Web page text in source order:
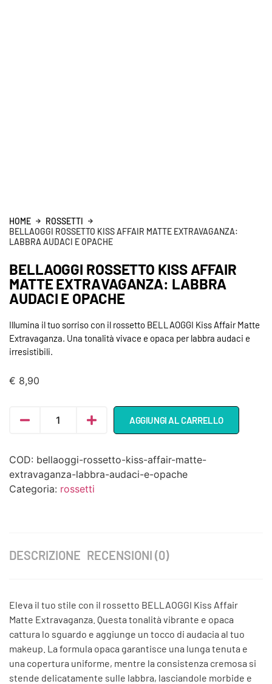
HOME
ROSSETTI
BELLAOGGI ROSSETTO KISS AFFAIR MATTE EXTRAVAGANZA:
LABBRA AUDACI E OPACHE
BELLAOGGI ROSSETTO KISS AFFAIR
MATTE EXTRAVAGANZA: LABBRA
AUDACI E OPACHE
Illumina il tuo sorriso con il rossetto BELLAOGGI Kiss Affair Matte
Extravaganza. Una tonalità vivace e opaca per labbra audaci e
irresistibili.
€ 8,90
AGGIUNGI AL CARRELLO
COD: bellaoggi-rossetto-kiss-affair-matte-
extravaganza-labbra-audaci-e-opache
Categoria: rossetti
DESCRIZIONE RECENSIONI (0)
Eleva il tuo stile con il rossetto BELLAOGGI Kiss Affair
Matte Extravaganza. Questa tonalità vibrante e opaca
cattura lo sguardo e aggiunge un tocco di audacia al tuo
makeup. La formula opaca garantisce una lunga tenuta e
una copertura uniforme, mentre la consistenza cremosa si
stende delicatamente sulle labbra, lasciandole morbide e